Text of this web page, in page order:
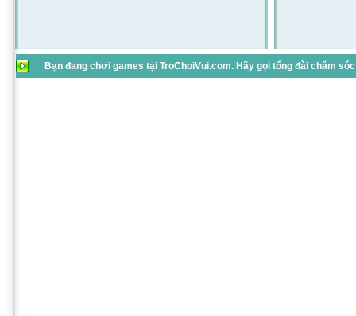
Bạn đang chơi games tại TroChoiVui.com. Hãy gọi tổng đài chăm